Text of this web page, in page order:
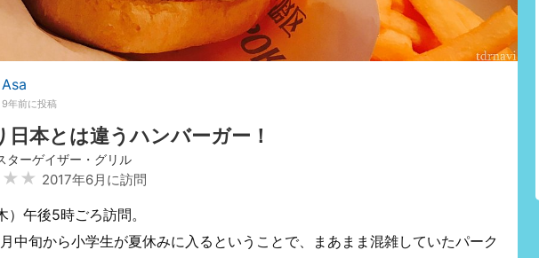
Asa
9年前に投稿
日本とは違うハンバーガー！
ターゲイザー・グリル
★★ 2017年6月に訪問
）午後5時ごろ訪問。
中旬から小学生が夏休みに入るということで、まあまま混雑していたパーク